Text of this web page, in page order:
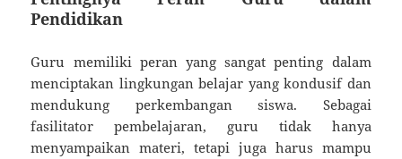
Pendidikan
Guru memiliki peran yang sangat penting dalam
menciptakan lingkungan belajar yang kondusif dan
mendukung perkembangan siswa. Sebagai
fasilitator pembelajaran, guru tidak hanya
menyampaikan materi, tetapi juga harus mampu